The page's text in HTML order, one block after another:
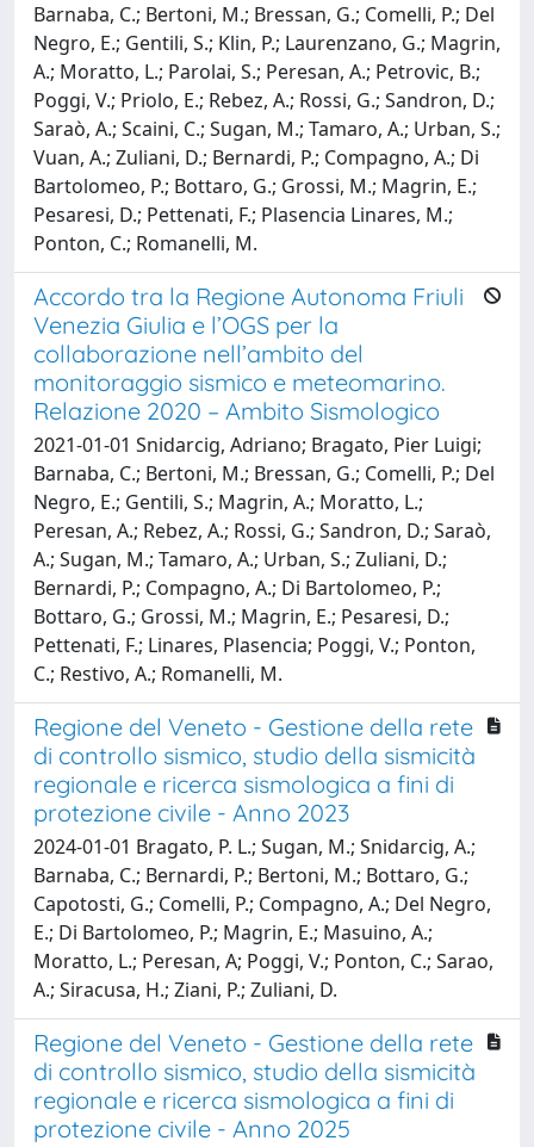
Barnaba, C.; Bertoni, M.; Bressan, G.; Comelli, P.; Del
Negro, E.; Gentili, S.; Klin, P.; Laurenzano, G.; Magrin,
A.; Moratto, L.; Parolai, S.; Peresan, A.; Petrovic, B.;
Poggi, V.; Priolo, E.; Rebez, A.; Rossi, G.; Sandron, D.;
Saraò, A.; Scaini, C.; Sugan, M.; Tamaro, A.; Urban, S.;
Vuan, A.; Zuliani, D.; Bernardi, P.; Compagno, A.; Di
Bartolomeo, P.; Bottaro, G.; Grossi, M.; Magrin, E.;
Pesaresi, D.; Pettenati, F.; Plasencia Linares, M.;
Ponton, C.; Romanelli, M.
Accordo tra la Regione Autonoma Friuli
Venezia Giulia e l’OGS per la
collaborazione nell’ambito del
monitoraggio sismico e meteomarino.
Relazione 2020 – Ambito Sismologico
2021-01-01 Snidarcig, Adriano; Bragato, Pier Luigi;
Barnaba, C.; Bertoni, M.; Bressan, G.; Comelli, P.; Del
Negro, E.; Gentili, S.; Magrin, A.; Moratto, L.;
Peresan, A.; Rebez, A.; Rossi, G.; Sandron, D.; Saraò,
A.; Sugan, M.; Tamaro, A.; Urban, S.; Zuliani, D.;
Bernardi, P.; Compagno, A.; Di Bartolomeo, P.;
Bottaro, G.; Grossi, M.; Magrin, E.; Pesaresi, D.;
Pettenati, F.; Linares, Plasencia; Poggi, V.; Ponton,
C.; Restivo, A.; Romanelli, M.
Regione del Veneto - Gestione della rete
di controllo sismico, studio della sismicità
regionale e ricerca sismologica a fini di
protezione civile - Anno 2023
2024-01-01 Bragato, P. L.; Sugan, M.; Snidarcig, A.;
Barnaba, C.; Bernardi, P.; Bertoni, M.; Bottaro, G.;
Capotosti, G.; Comelli, P.; Compagno, A.; Del Negro,
E.; Di Bartolomeo, P.; Magrin, E.; Masuino, A.;
Moratto, L.; Peresan, A; Poggi, V.; Ponton, C.; Sarao,
A.; Siracusa, H.; Ziani, P.; Zuliani, D.
Regione del Veneto - Gestione della rete
di controllo sismico, studio della sismicità
regionale e ricerca sismologica a fini di
protezione civile - Anno 2025